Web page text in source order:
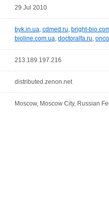
29 Jul 2010
byk.in.ua, cdmed.ru, bright-
bioline.com.ua, doctoralfa.ru,
213.189.197.216
distributed.zenon.net
Moscow, Moscow City, Russian